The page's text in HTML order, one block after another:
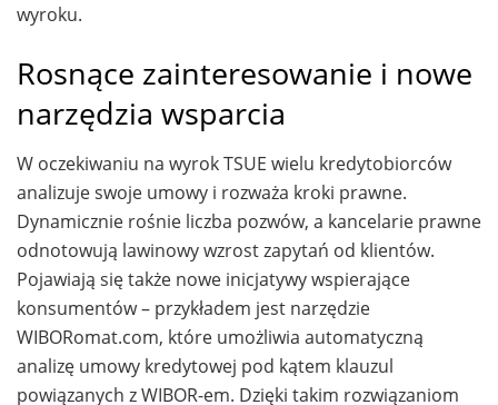
wyroku.
Rosnące zainteresowanie i nowe
narzędzia wsparcia
W oczekiwaniu na wyrok TSUE wielu kredytobiorców
analizuje swoje umowy i rozważa kroki prawne.
Dynamicznie rośnie liczba pozwów, a kancelarie prawne
odnotowują lawinowy wzrost zapytań od klientów.
Pojawiają się także nowe inicjatywy wspierające
konsumentów – przykładem jest narzędzie
WIBORomat.com, które umożliwia automatyczną
analizę umowy kredytowej pod kątem klauzul
powiązanych z WIBOR-em. Dzięki takim rozwiązaniom